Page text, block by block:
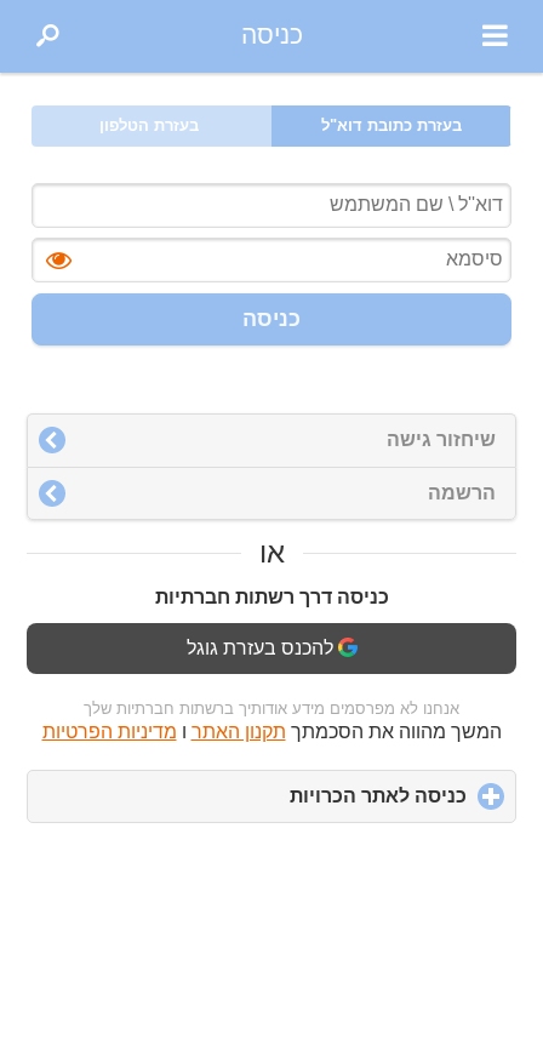
כניסה
בעזרת כתובת דוא"ל בעזרת הטלפון
כניסה
שיחזור גישה
הרשמה
או
כניסה דרך רשתות חברתיות
להכנס בעזרת גוגל
אנחנו לא מפרסמים מידע אודותיך ברשתות חברתיות שלך
המשך מהווה את הסכמתך תקנון האתר ו מדיניות הפרטיות
כניסה לאתר הכרויות
to